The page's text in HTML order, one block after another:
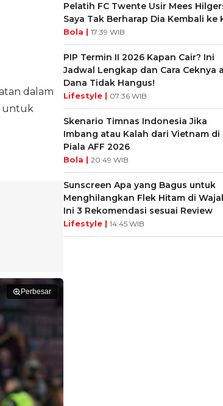
dalam
untuk
Perbesar
Pelatih FC Twente Usir Mees
Saya Tak Berharap Dia Kembali ke
Bola | 17:39 WIB
PIP Termin II 2026 Kapan Cair? Ini
Jadwal Lengkap dan Cara Ceknya
Dana Tidak Hangus!
Lifestyle | 07:36 WIB
Skenario Timnas Indonesia Jika
Imbang atau Kalah dari Vietnam di
Piala AFF 2026
Bola | 20:49 WIB
Sunscreen Apa yang Bagus untuk
Menghilangkan Flek Hitam di
Ini 3 Rekomendasi sesuai Review
Lifestyle | 14:45 WIB